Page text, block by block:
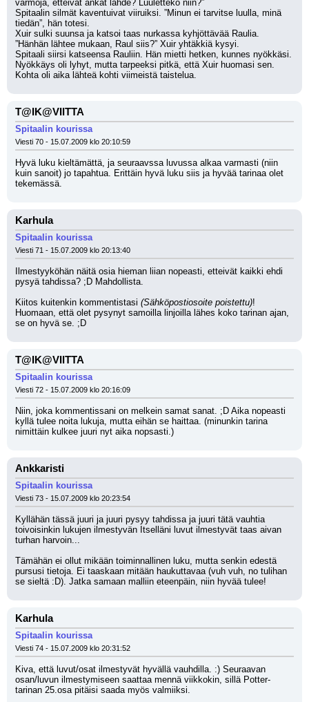
varmoja, etteivät ankat lähde? Luuletteko niin?”
Spitaalin silmät kaventuivat viiruiksi. ”Minun ei tarvitse luulla, minä
tiedän”, hän totesi.
Xuir sulki suunsa ja katsoi taas nurkassa kyhjöttävää Raulia.
”Hänhän lähtee mukaan, Raul siis?” Xuir yhtäkkiä kysyi.
Spitaali siirsi katseensa Rauliin. Hän mietti hetken, kunnes nyökkäsi.
Nyökkäys oli lyhyt, mutta tarpeeksi pitkä, että Xuir huomasi sen.
Kohta oli aika lähteä kohti viimeistä taistelua.
T@IK@VIITTA
Spitaalin kourissa
Viesti 70 - 15.07.2009 klo 20:10:59
Hyvä luku kieltämättä, ja seuraavssa luvussa alkaa varmasti (niin
kuin sanoit) jo tapahtua. Erittäin hyvä luku siis ja hyvää tarinaa olet
tekemässä.
Karhula
Spitaalin kourissa
Viesti 71 - 15.07.2009 klo 20:13:40
Ilmestyyköhän näitä osia hieman liian nopeasti, etteivät kaikki ehdi
pysyä tahdissa? ;D Mahdollista.
Kiitos kuitenkin kommentistasi (Sähköpostiosoite poistettu)!
Huomaan, että olet pysynyt samoilla linjoilla lähes koko tarinan ajan,
se on hyvä se. ;D
T@IK@VIITTA
Spitaalin kourissa
Viesti 72 - 15.07.2009 klo 20:16:09
Niin, joka kommentissani on melkein samat sanat. ;D Aika nopeasti
kyllä tulee noita lukuja, mutta eihän se haittaa. (minunkin tarina
nimittäin kulkee juuri nyt aika nopsasti.)
Ankkaristi
Spitaalin kourissa
Viesti 73 - 15.07.2009 klo 20:23:54
Kyllähän tässä juuri ja juuri pysyy tahdissa ja juuri tätä vauhtia
toivoisinkin lukujen ilmestyvän Itselläni luvut ilmestyvät taas aivan
turhan harvoin...
Tämähän ei ollut mikään toiminnallinen luku, mutta senkin edestä
pursusi tietoja. Ei taaskaan mitään haukuttavaa (vuh vuh, no tulihan
se sieltä :D). Jatka samaan malliin eteenpäin, niin hyvää tulee!
Karhula
Spitaalin kourissa
Viesti 74 - 15.07.2009 klo 20:31:52
Kiva, että luvut/osat ilmestyvät hyvällä vauhdilla. :) Seuraavan
osan/luvun ilmestymiseen saattaa mennä viikkokin, sillä Potter-
tarinan 25.osa pitäisi saada myös valmiiksi.